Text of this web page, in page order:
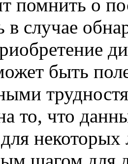
помнить о
в случае
быть
то, что
некоторых